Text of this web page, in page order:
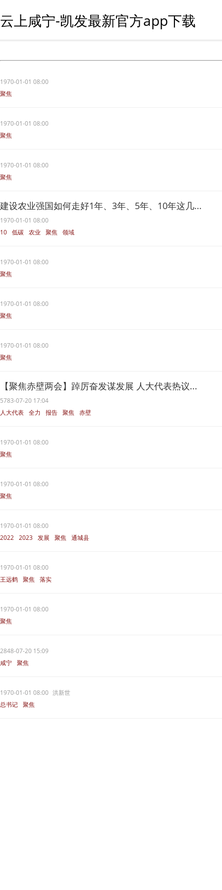
云上咸宁-凯发最新官方app下载
1970-01-01 08:00
聚焦
1970-01-01 08:00
聚焦
1970-01-01 08:00
聚焦
建设农业强国如何走好1年、3年、5年、10年这几...
1970-01-01 08:00
10 低碳 农业 聚焦 领域
1970-01-01 08:00
聚焦
1970-01-01 08:00
聚焦
1970-01-01 08:00
聚焦
【聚焦赤壁两会】踔厉奋发谋发展 人大代表热议...
5783-07-20 17:04
人大代表 全力 报告 聚焦 赤壁
1970-01-01 08:00
聚焦
1970-01-01 08:00
聚焦
1970-01-01 08:00
2022 2023 发展 聚焦 通城县
1970-01-01 08:00
王远鹤 聚焦 落实
1970-01-01 08:00
聚焦
2848-07-20 15:09
咸宁 聚焦
1970-01-01 08:00 洪新世
总书记 聚焦